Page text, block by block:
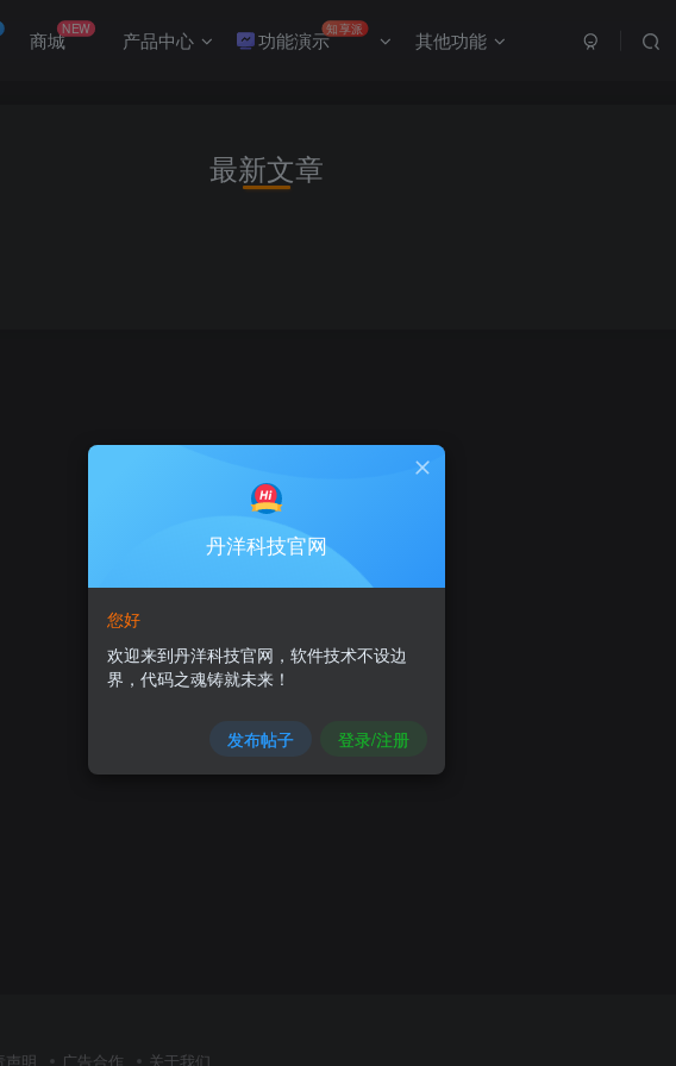
商城NEW 产品中心 功能演示知享派 其他功能
最新文章
声明 广告合作 关于我们
丹洋科技官网
您好
欢迎来到丹洋科技官网，软件技术不设边
界，代码之魂铸就未来！
发布帖子 登录/注册